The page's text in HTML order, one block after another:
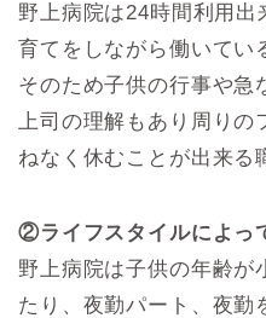
野上病院は24時間利用
育てをしながら働いてい
そのため子供の行事や急
上司の理解もあり周りの
ねなく休むことが出来る
②ライフスタイルによっ
野上病院は子供の年齢が
たり、夜勤パート、夜勤